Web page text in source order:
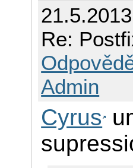
Re:
Admin
Cyrus